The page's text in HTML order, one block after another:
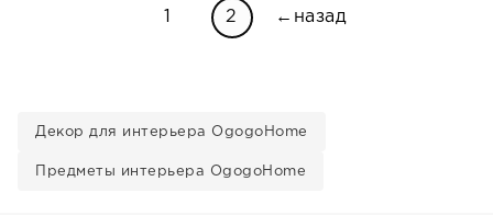
2 ←назад
Декор для интерьера OgogoHome
Предметы интерьера OgogoHome